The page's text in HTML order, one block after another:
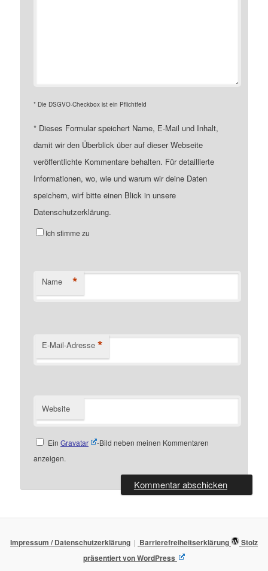
* Die DSGVO-Checkbox ist ein Pflichtfeld
* Dieses Formular speichert Name, E-Mail und Inhalt,
damit wir den Überblick über auf dieser Webseite
veröffentlichte Kommentare behalten. Für detaillierte
Informationen, wo, wie und warum wir deine Daten
speichern, wirf bitte einen Blick in unsere
Datenschutzerklärung.
Ich stimme zu
Name *
E-Mail-Adresse *
Website
Ein Gravatar
-Bild neben meinen Kommentaren
anzeigen.
Impressum / Datenschutzerklärung Barrierefreiheitserklärung
Stolz
präsentiert von WordPress